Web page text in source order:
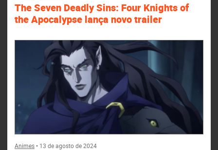
The Seven Deadly Sins: Four Knights of
the Apocalypse lança novo trailer
Animes• 13 de agosto de 2024